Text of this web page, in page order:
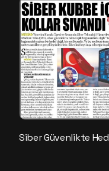
Siber Güvenlikte